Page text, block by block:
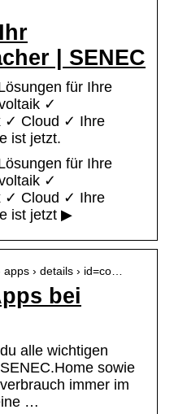
| SENEC
für Ihre
✓
✓ Cloud ✓ Ihre
ist jetzt.
für Ihre
✓
✓ Cloud ✓ Ihre
ist jetzt ▶
apps › details › id=co…
bei
alle wichtigen
sowie
immer im
…